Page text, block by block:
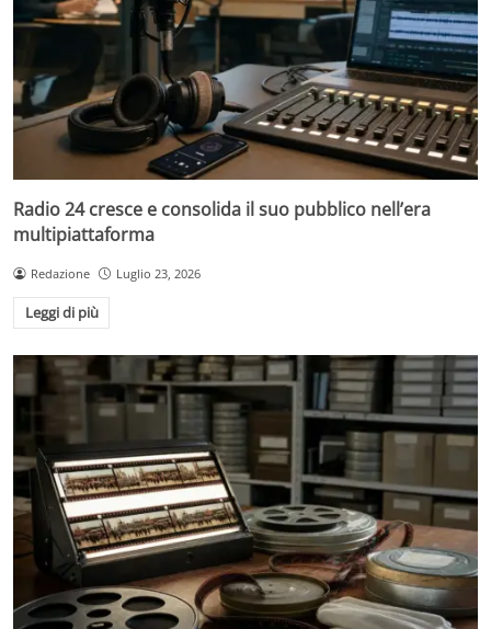
Radio 24 cresce e consolida il suo pubblico nell’era
multipiattaforma
Redazione Luglio 23, 2026
Leggi di più